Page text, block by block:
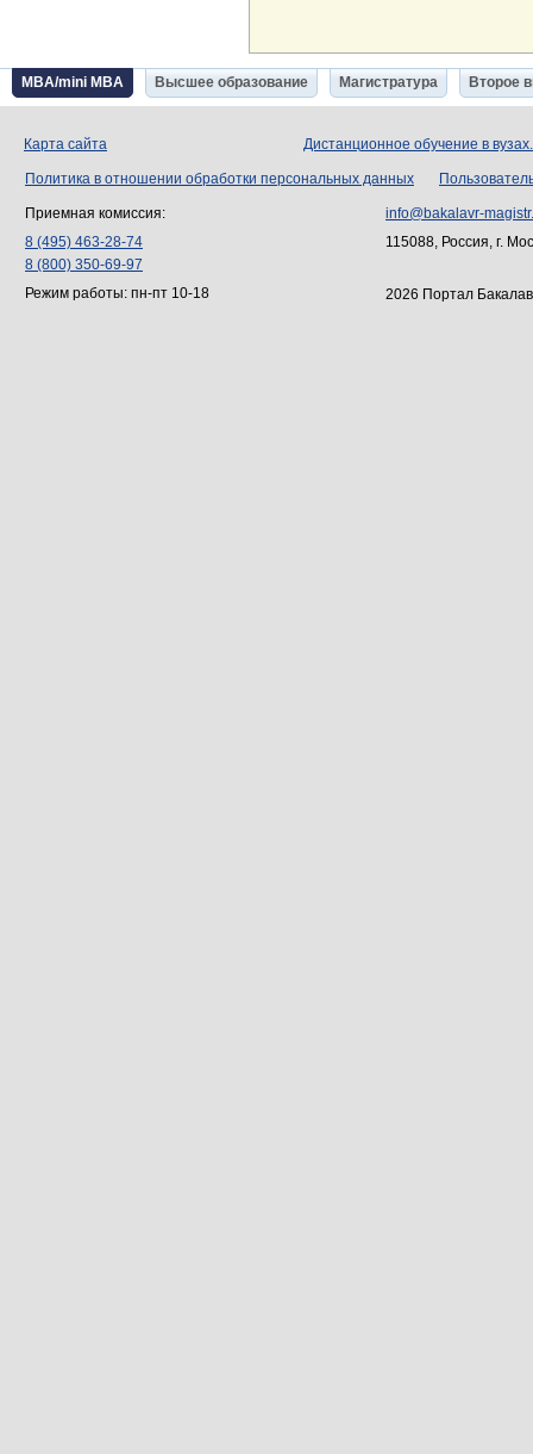
MBA/mini MBA Высшее образование Магистратура Второе
Карта сайта Дистанционное обучение в
Политика в отношении обработки персональных данных
Приемная комиссия:
8 (495) 463-28-74
8 (800) 350-69-97
Режим работы: пн-пт 10-18
info@bakalavr-
115088, Россия, г.
2026 Портал